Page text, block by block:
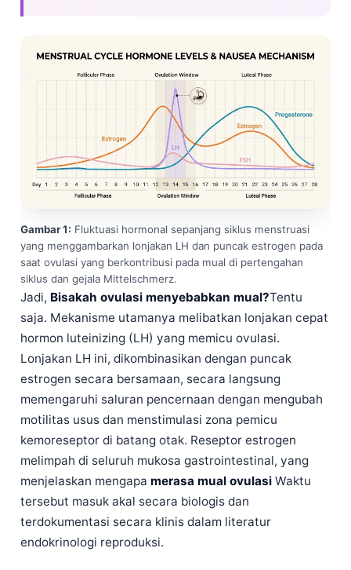
Gambar 1: Fluktuasi hormonal sepanjang siklus menstruasi
yang menggambarkan lonjakan LH dan puncak estrogen pada
saat ovulasi yang berkontribusi pada mual di pertengahan
siklus dan gejala Mittelschmerz.
Jadi, Bisakah ovulasi menyebabkan mual?Tentu
saja. Mekanisme utamanya melibatkan lonjakan cepat
hormon luteinizing (LH) yang memicu ovulasi.
Lonjakan LH ini, dikombinasikan dengan puncak
estrogen secara bersamaan, secara langsung
memengaruhi saluran pencernaan dengan mengubah
motilitas usus dan menstimulasi zona pemicu
kemoreseptor di batang otak. Reseptor estrogen
melimpah di seluruh mukosa gastrointestinal, yang
menjelaskan mengapa merasa mual ovulasi Waktu
tersebut masuk akal secara biologis dan
terdokumentasi secara klinis dalam literatur
endokrinologi reproduksi.